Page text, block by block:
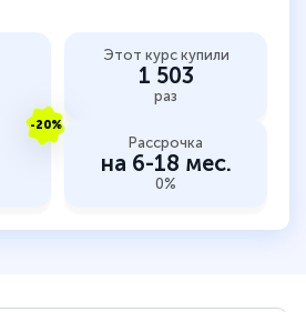
Этот курс купили
1 503
раз
-20%
Рассрочка
на 6-18 мес.
0%